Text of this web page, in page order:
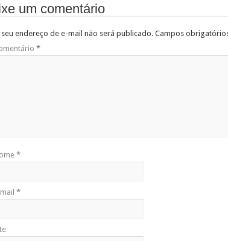
um comentário
seu endereço de e-mail não será publicado. Campos
*
*
*